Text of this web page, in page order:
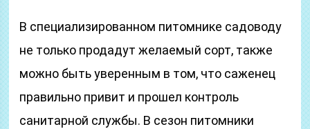
В специализированном питомнике садоводу
не только продадут желаемый сорт, также
можно быть уверенным в том, что саженец
правильно привит и прошел контроль
санитарной службы. В сезон питомники